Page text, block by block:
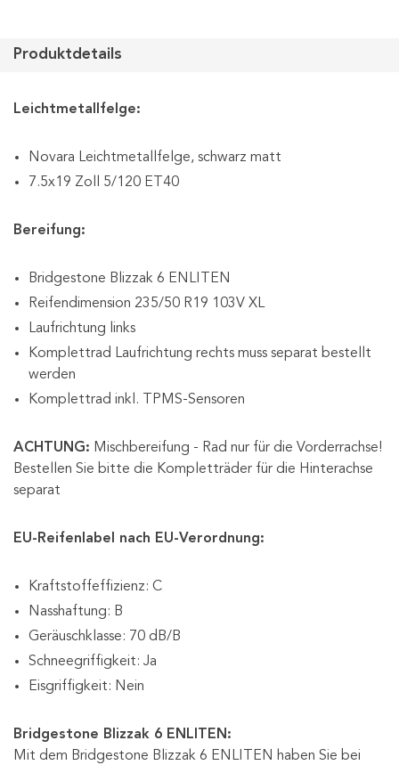
Produktdetails
Leichtmetallfelge:
Novara Leichtmetallfelge, schwarz matt
7.5x19 Zoll 5/120 ET40
Bereifung:
Bridgestone Blizzak 6 ENLITEN
Reifendimension 235/50 R19 103V XL
Laufrichtung links
Komplettrad Laufrichtung rechts muss separat bestellt
werden
Komplettrad inkl. TPMS-Sensoren
ACHTUNG: Mischbereifung - Rad nur für die Vorderrachse!
Bestellen Sie bitte die Kompletträder für die Hinterachse
separat
EU-Reifenlabel nach EU-Verordnung:
Kraftstoffeffizienz: C
Nasshaftung: B
Geräuschklasse: 70 dB/B
Schneegriffigkeit: Ja
Eisgriffigkeit: Nein
Bridgestone Blizzak 6 ENLITEN:
Mit dem Bridgestone Blizzak 6 ENLITEN haben Sie bei